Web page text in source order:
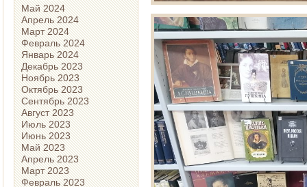
Май 2024
Апрель 2024
Март 2024
Февраль 2024
Январь 2024
Декабрь 2023
Ноябрь 2023
Октябрь 2023
Сентябрь 2023
Август 2023
Июль 2023
Июнь 2023
Май 2023
Апрель 2023
Март 2023
Февраль 2023